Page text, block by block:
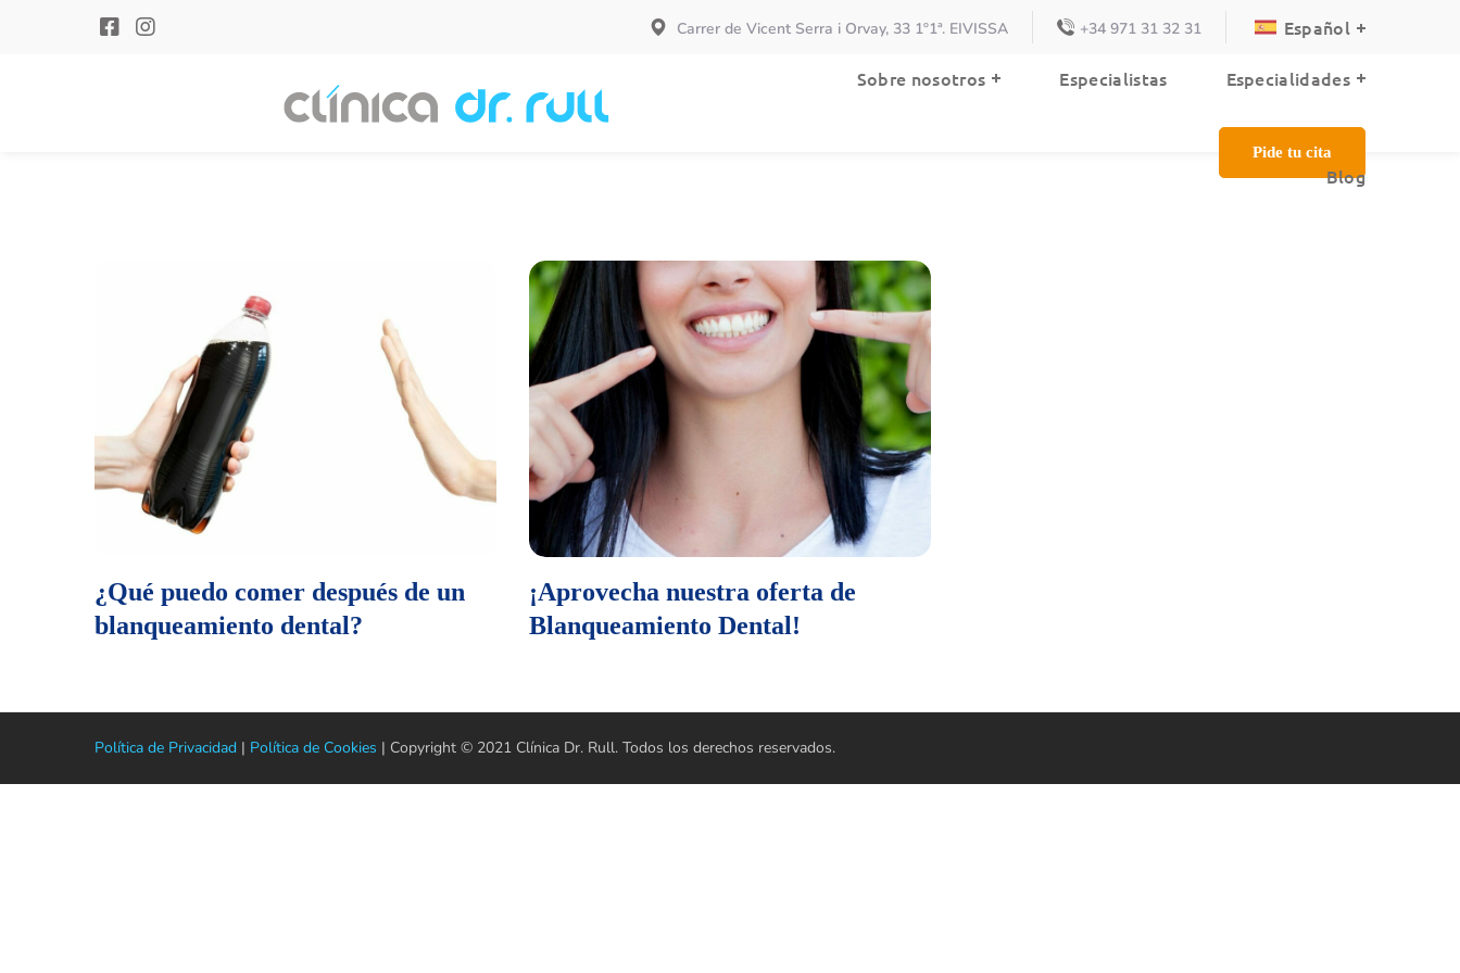
Carrer de Vicent Serra i Orvay, 33 1º1ª. EIVISSA +34 971 31 32 31 Español
Sobre nosotros Especialistas Especialidades
Blog
Pide tu cita
Especialidades Blog
¿Qué puedo comer después de un
blanqueamiento dental?
¡Aprovecha nuestra oferta de
Blanqueamiento Dental!
Política de Privacidad | Política de Cookies | Copyright © 2021 Clínica Dr. Rull. Todos los derechos reservados.